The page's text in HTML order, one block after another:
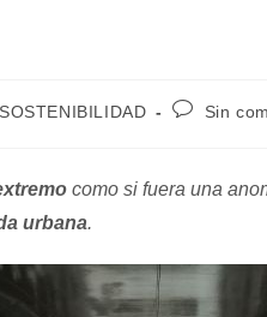
SOSTENIBILIDAD Sin
como si fuera una
urbana.